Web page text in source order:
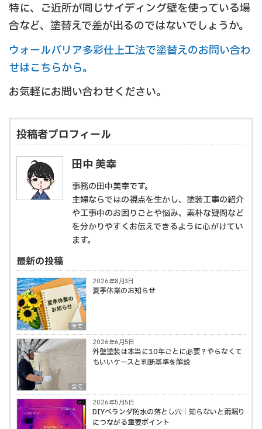
特に、ご近所が同じサイディング壁を使っている場
合など、塗替えで差が出るのではないでしょうか。
ウォールバリア多彩仕上工法で塗替えのお問い合わ
せはこちらから。
お気軽にお問い合わせください。
投稿者プロフィール
田中 美幸
事務の田中美幸です。
主婦ならではの視点を生かし、塗装工事の紹介
や工事中のお困りごとや悩み、素朴な疑問など
を分かりやすくお伝えできるように心がけてい
ます。
最新の投稿
全て
2026年8月3日
夏季休業のお知らせ
全て
2026年6月5日
外壁塗装は本当に10年ごとに必要？やらなくて
もいいケースと判断基準を解説
2026年5月5日
DIYベランダ防水の落とし穴｜知らないと雨漏り
につながる重要ポイント